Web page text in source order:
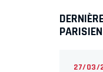
27/03/